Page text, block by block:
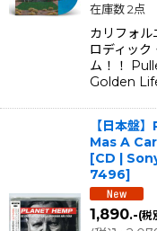
在庫数 2点
カリフォル
ロディッ
ム！！
Golden
【日本
Mas A
[CD |
7496]
1,890.-(税